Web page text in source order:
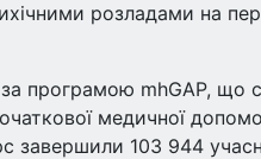
розладами на
програмою mhGAP, що
медичної
завершили 103 944